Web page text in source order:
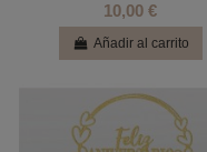
10,00 €
Añadir al carrito